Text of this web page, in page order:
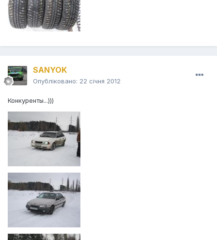
SANYOK
Опубліковано: 22 січня 2012
Конкуренты...)))